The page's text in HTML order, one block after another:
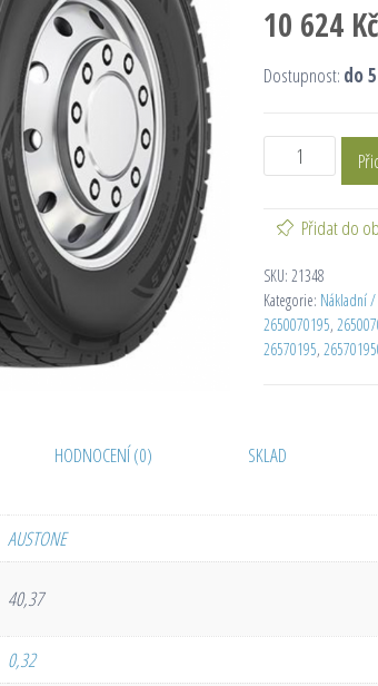
10 624 Kč
Dostupnost: do
Přidat do
SKU: 21348
Kategorie: Nákladní /
2650070195,
26570195,
HODNOCENÍ (0) SKLAD
AUSTONE
40,37
0,32